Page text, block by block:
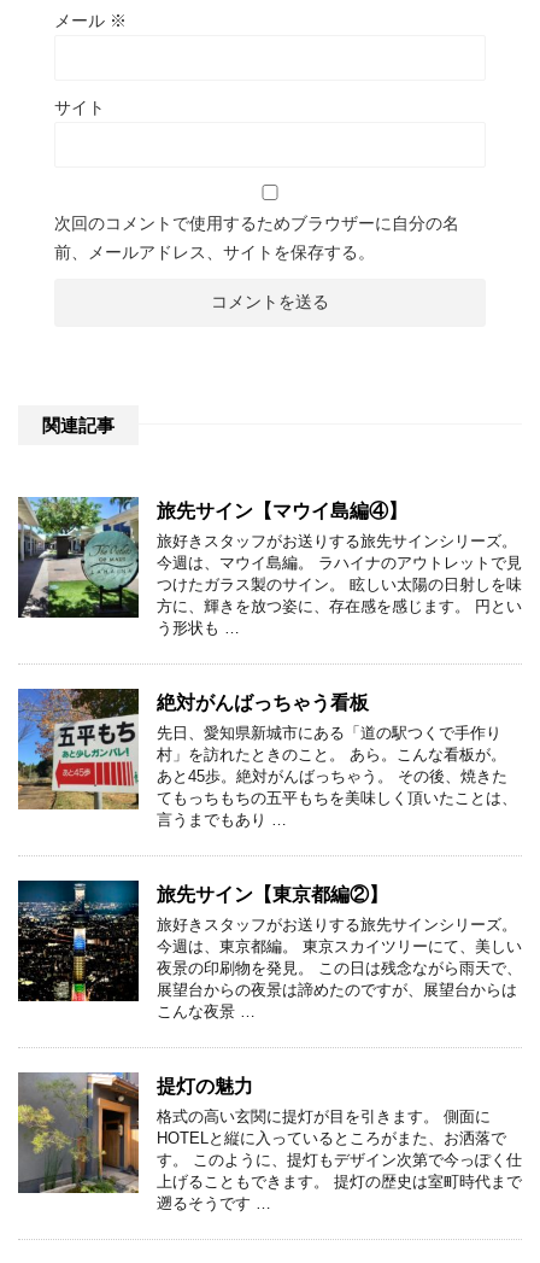
メール ※
サイト
次回のコメントで使用するためブラウザーに自分の名
前、メールアドレス、サイトを保存する。
関連記事
旅先サイン【マウイ島編④】
旅好きスタッフがお送りする旅先サインシリーズ。
今週は、マウイ島編。 ラハイナのアウトレットで見
つけたガラス製のサイン。 眩しい太陽の日射しを味
方に、輝きを放つ姿に、存在感を感じます。 円とい
う形状も …
絶対がんばっちゃう看板
先日、愛知県新城市にある「道の駅つくで手作り
村」を訪れたときのこと。 あら。こんな看板が。
あと45歩。絶対がんばっちゃう。 その後、焼きた
てもっちもちの五平もちを美味しく頂いたことは、
言うまでもあり …
旅先サイン【東京都編②】
旅好きスタッフがお送りする旅先サインシリーズ。
今週は、東京都編。 東京スカイツリーにて、美しい
夜景の印刷物を発見。 この日は残念ながら雨天で、
展望台からの夜景は諦めたのですが、展望台からは
こんな夜景 …
提灯の魅力
格式の高い玄関に提灯が目を引きます。 側面に
HOTELと縦に入っているところがまた、お洒落で
す。 このように、提灯もデザイン次第で今っぽく仕
上げることもできます。 提灯の歴史は室町時代まで
遡るそうです …